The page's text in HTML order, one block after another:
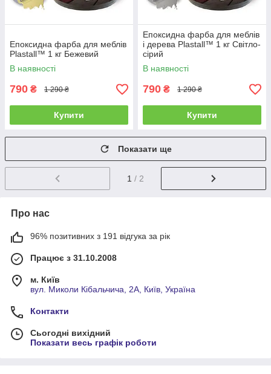
Епоксидна фарба для меблів
Plastall™ 1 кг Бежевий
В наявності
790 ₴ 1 290 ₴
Купити
Епоксидна фарба для меблів
і дерева Plastall™ 1 кг Світло-
сірий
В наявності
790 ₴ 1 290 ₴
Купити
Показати ще
1 / 2
Про нас
96% позитивних з 191 відгука за рік
Працює з 31.10.2008
м. Київ
вул. Миколи Кібальчича, 2А, Київ, Україна
Контакти
Сьогодні вихідний
Показати весь графік роботи